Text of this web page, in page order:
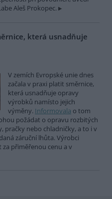
Aleš Prokopec.
která usnadňuje
V zemích Evropské unie dnes
začala v praxi platit směrnice,
která usnadňuje opravy
výrobků namísto jejich
výměny. Informovala o tom
požádat o opravu rozbitých
pračky nebo chladničky, a to i v
záruční lhůta. Výrobci
přiměřenou cenu a v